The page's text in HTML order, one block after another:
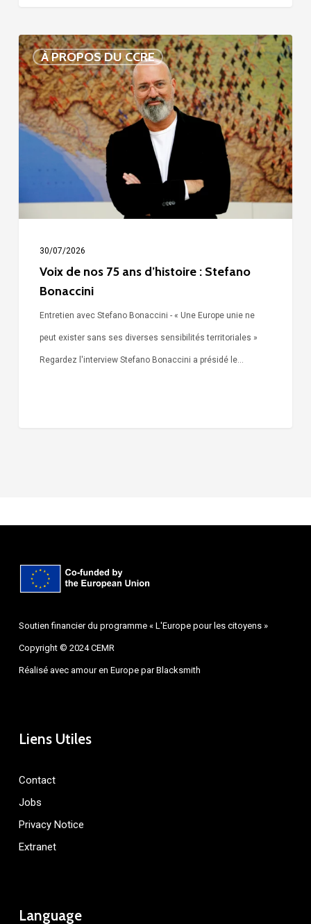
À PROPOS DU CCRE
Voix
de
nos
75
ans
d’histoire
Stefano
Bonaccini
30/07/2026
Voix de nos 75 ans d’histoire : Stefano
Bonaccini
Entretien avec Stefano Bonaccini - « Une Europe unie ne
peut exister sans ses diverses sensibilités territoriales »
Regardez l'interview Stefano Bonaccini a présidé le…
Soutien financier du programme « L'Europe pour les citoyens »
Copyright © 2024 CEMR
Réalisé avec amour en Europe parBlacksmith
Liens Utiles
Contact
Jobs
Privacy Notice
Extranet
Language